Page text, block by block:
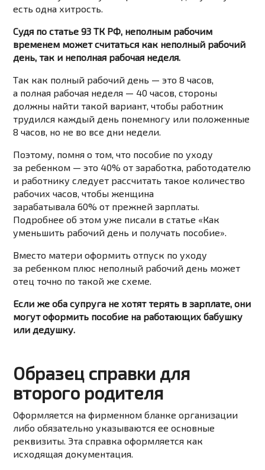
есть одна хитрость.
Судя по статье 93 ТК РФ, неполным рабочим
временем может считаться как неполный рабочий
день, так и неполная рабочая неделя.
Так как полный рабочий день — это 8 часов,
а полная рабочая неделя — 40 часов, стороны
должны найти такой вариант, чтобы работник
трудился каждый день понемногу или положенные
8 часов, но не во все дни недели.
Поэтому, помня о том, что пособие по уходу
за ребенком — это 40% от заработка, работодателю
и работнику следует рассчитать такое количество
рабочих часов, чтобы женщина
зарабатывала 60% от прежней зарплаты.
Подробнее об этом уже писали в статье «Как
уменьшить рабочий день и получать пособие».
Вместо матери оформить отпуск по уходу
за ребенком плюс неполный рабочий день может
отец точно по такой же схеме.
Если же оба супруга не хотят терять в зарплате, они
могут оформить пособие на работающих бабушку
или дедушку.
Образец справки для
второго родителя
Оформляется на фирменном бланке организации
либо обязательно указываются ее основные
реквизиты. Эта справка оформляется как
исходящая документация.